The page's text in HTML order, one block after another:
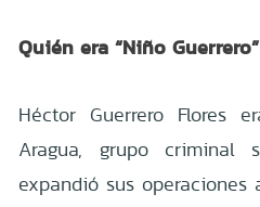
Quién era “Niño Guerrero”
Héctor Guerrero Flores
Aragua, grupo criminal
expandió sus